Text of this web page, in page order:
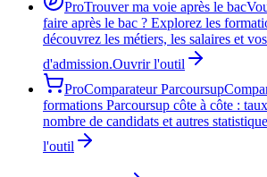
ProTrouver ma voie après le bac
faire après le bac ? Explorez les
découvrez les métiers, les salaires et
d'admission.Ouvrir l'outil
ProComparateur Parcoursup
formations Parcoursup côte à côte :
nombre de candidats et autres
l'outil